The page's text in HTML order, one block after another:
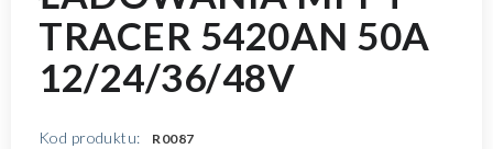
TRACER 5420AN 50A
12/24/36/48V
Kod produktu: R0087